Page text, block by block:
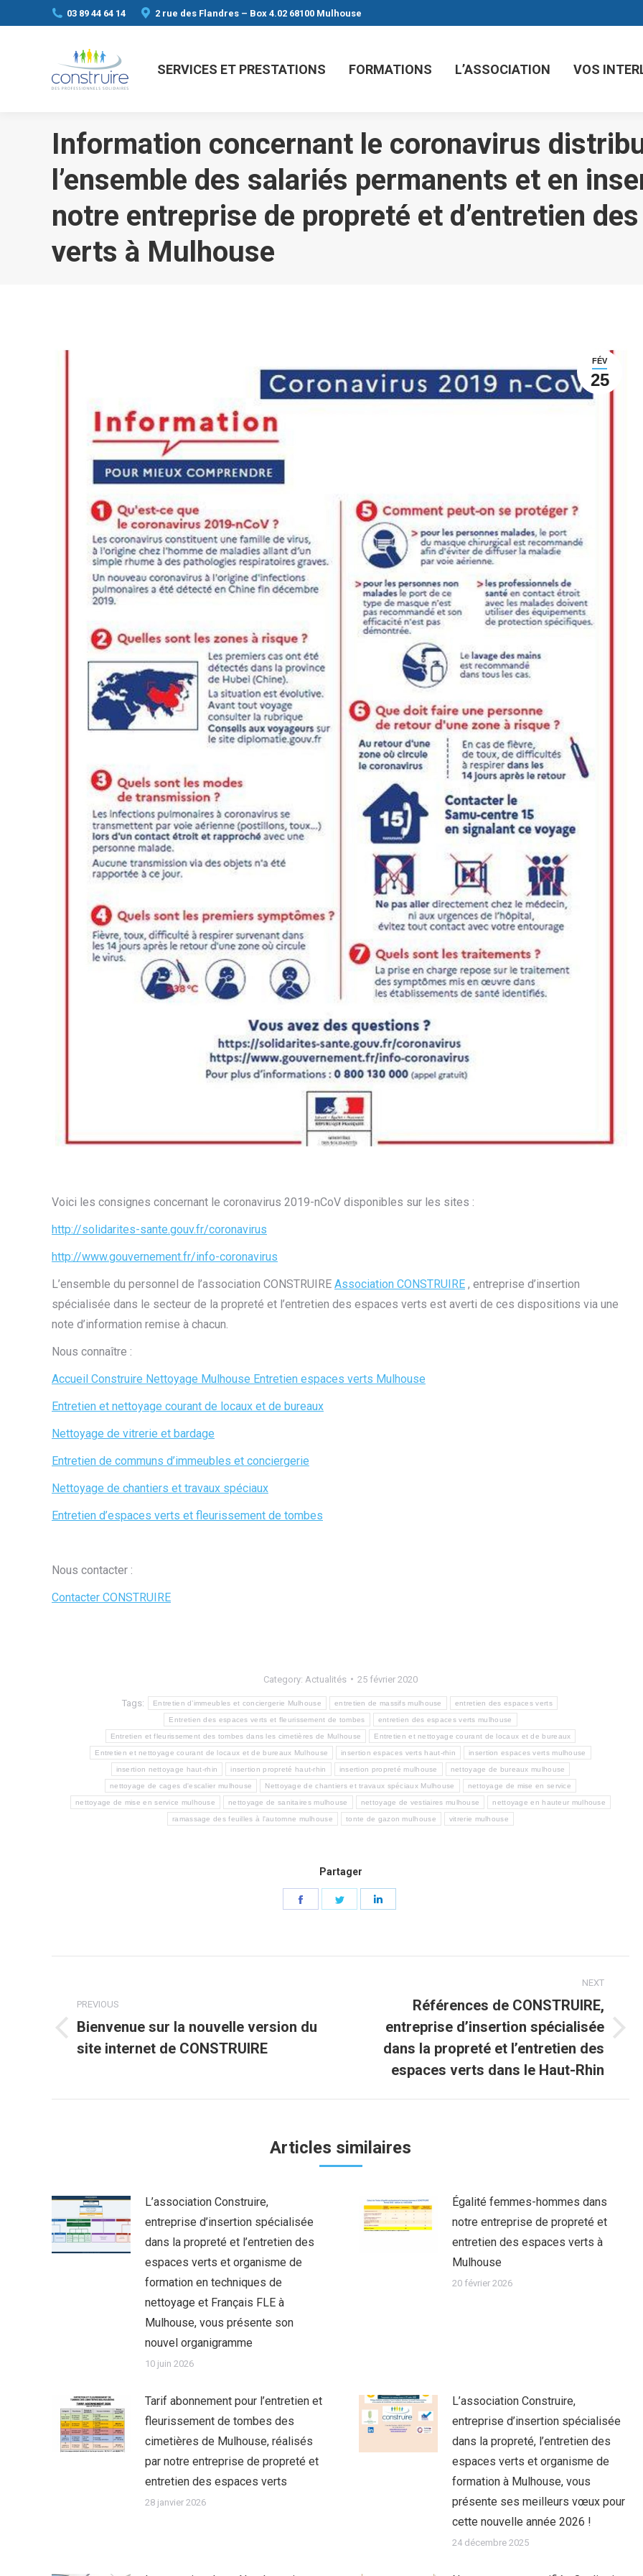
03 89 44 64 14 2 rue des Flandres – Box 4.02 68100 Mulhouse
SERVICES ET PRESTATIONS FORMATIONS L’ASSOCIATION VOS
Information concernant le coronavirus
l’ensemble des salariés permanents et en
notre entreprise de propreté et d’entretien
verts à Mulhouse
FÉV
25
Voici les consignes concernant le coronavirus 2019-nCoV disponibles sur les sites :
http://solidarites-sante.gouv.fr/coronavirus
http://www.gouvernement.fr/info-coronavirus
L’ensemble du personnel de l’association CONSTRUIRE Association CONSTRUIRE , entreprise d’insertion
spécialisée dans le secteur de la propreté et l’entretien des espaces verts est averti de ces dispositions via une
note d’information remise à chacun.
Nous connaître :
Accueil Construire Nettoyage Mulhouse Entretien espaces verts Mulhouse
Entretien et nettoyage courant de locaux et de bureaux
Nettoyage de vitrerie et bardage
Entretien de communs d’immeubles et conciergerie
Nettoyage de chantiers et travaux spéciaux
Entretien d’espaces verts et fleurissement de tombes
Nous contacter :
Contacter CONSTRUIRE
Category: Actualités 25 février 2020
Tags: Entretien d’immeubles et conciergerie Mulhouse entretien de massifs mulhouse entretien des espaces verts
Entretien des espaces verts et fleurissement de tombes entretien des espaces verts mulhouse
Entretien et fleurissement des tombes dans les cimetières de Mulhouse Entretien et nettoyage courant de locaux et de bureaux
Entretien et nettoyage courant de locaux et de bureaux Mulhouse insertion espaces verts haut-rhin insertion espaces verts mulhouse
insertion nettoyage haut-rhin insertion propreté haut-rhin insertion propreté mulhouse nettoyage de bureaux mulhouse
nettoyage de cages d'escalier mulhouse Nettoyage de chantiers et travaux spéciaux Mulhouse nettoyage de mise en service
nettoyage de mise en service mulhouse nettoyage de sanitaires mulhouse nettoyage de vestiaires mulhouse nettoyage en hauteur mulhouse
ramassage des feuilles à l'automne mulhouse tonte de gazon mulhouse vitrerie mulhouse
Partager
Share
navigation
PREVIOUS
post:
Bienvenue sur la nouvelle version du
site internet de CONSTRUIRE
NEXT
post:
Références de CONSTRUIRE,
entreprise d’insertion spécialisée
dans la propreté et l’entretien des
espaces verts dans le Haut-Rhin
Articles similaires
L’association Construire,
entreprise d’insertion spécialisée
dans la propreté et l’entretien des
espaces verts et organisme de
formation en techniques de
nettoyage et Français FLE à
Mulhouse, vous présente son
nouvel organigramme
10 juin 2026
Égalité femmes-hommes dans
notre entreprise de propreté et
entretien des espaces verts à
Mulhouse
20 février 2026
Tarif abonnement pour l’entretien et
fleurissement de tombes des
cimetières de Mulhouse, réalisés
par notre entreprise de propreté et
entretien des espaces verts
28 janvier 2026
L’association Construire,
entreprise d’insertion spécialisée
dans la propreté, l’entretien des
espaces verts et organisme de
formation à Mulhouse, vous
présente ses meilleurs vœux pour
cette nouvelle année 2026 !
24 décembre 2025